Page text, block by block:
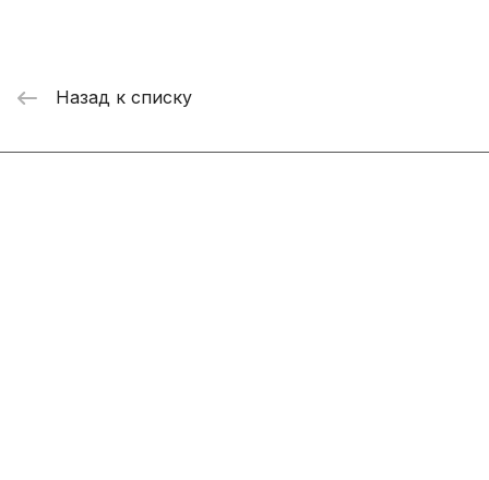
Назад к списку